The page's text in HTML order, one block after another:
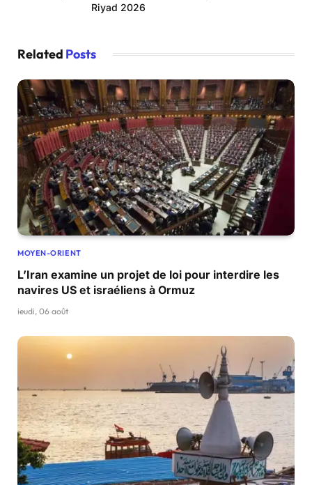
Riyad 2026
Related Posts
MOYEN-ORIENT
L’Iran examine un projet de loi pour interdire les
navires US et israéliens à Ormuz
jeudi, 06 août